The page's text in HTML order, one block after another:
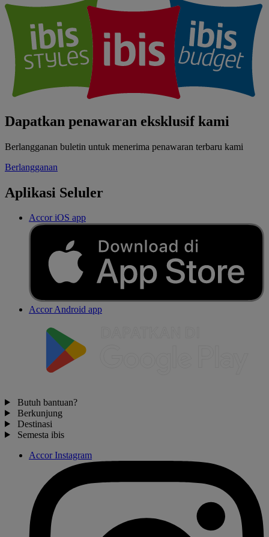
Dapatkan penawaran eksklusif kami
Berlangganan buletin untuk menerima penawaran terbaru kami
Berlangganan
Aplikasi Seluler
Accor iOS app
Accor Android app
Butuh bantuan?
Berkunjung
Destinasi
Semesta ibis
Accor Instagram